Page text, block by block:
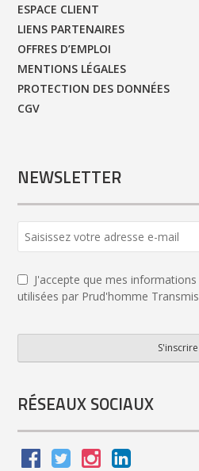
ESPACE CLIENT
LIENS PARTENAIRES
OFFRES D’EMPLOI
MENTIONS LÉGALES
PROTECTION DES DONNÉES
CGV
NEWSLETTER
URL *
J'accepte que mes
utilisées par Prud'homme
S'inscrire
RÉSEAUX SOCIAUX